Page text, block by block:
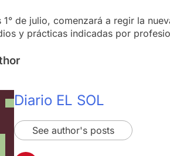
1° de julio, comenzará a regir la
y prácticas indicadas por
Diario EL SOL
See author's posts